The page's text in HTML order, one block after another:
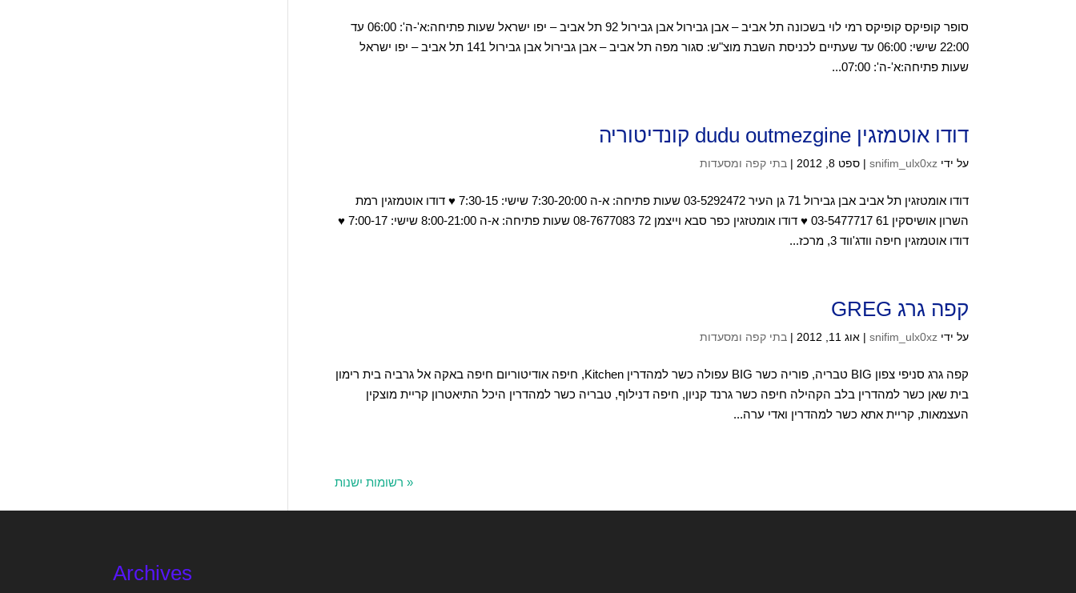
סופר קופיקס קופיקס רמי לוי בשכונה תל אביב – אבן גבירול אבן גבירול 92 תל אביב – יפו ישראל שעות פתיחה:א'-ה': 06:00 עד
22:00 שישי: 06:00 עד שעתיים לכניסת השבת מוצ"ש: סגור מפה תל אביב – אבן גבירול אבן גבירול 141 תל אביב – יפו ישראל
שעות פתיחה:א'-ה': 07:00...
דודו אוטמזגין dudu outmezgine קונדיטוריה
על ידיsnifim_ulx0xz
|ספט 8, 2012 | בתי קפה ומסעדות
דודו אומטזגין תל אביב אבן גבירול 71 גן העיר 03-5292472 שעות פתיחה: א-ה 7:30-20:00 שישי: 7:30-15 ♥ דודו אוטמזגין רמת
השרון אושיסקין 61 03-5477717 ♥ דודו אומטזגין כפר סבא וייצמן 72 08-7677083 שעות פתיחה: א-ה 8:00-21:00 שישי: 7:00-17 ♥
דודו אוטמזגין חיפה וודג'ווד 3, מרכז...
קפה גרג GREG
על ידיsnifim_ulx0xz
|אוג 11, 2012 | בתי קפה ומסעדות
קפה גרג סניפי צפון BIG טבריה, פוריה כשר BIG עפולה כשר למהדרין Kitchen, חיפה אודיטוריום חיפה באקה אל גרביה בית רימון
בית שאן כשר למהדרין בלב הקהילה חיפה כשר גרנד קניון, חיפה דנילוף, טבריה כשר למהדרין היכל התיאטרון קריית מוצקין
העצמאות, קריית אתא כשר למהדרין ואדי ערה...
« רשומות ישנות
Archives